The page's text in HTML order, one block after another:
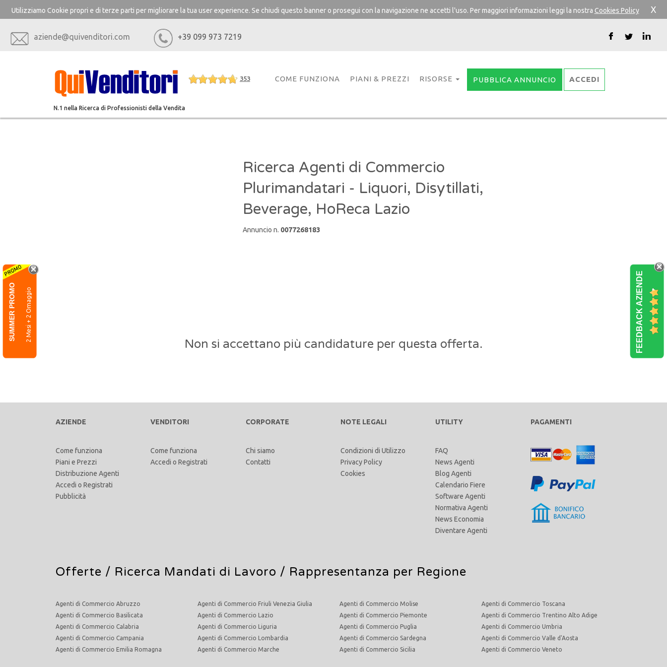
Utilizziamo Cookie propri e di terze parti per migliorare la tua user experience. Se chiudi questo banner o prosegui con la navigazione ne accetti l'uso. Per maggiori informazioni leggi la nostra Cookies Policy X
aziende@quivenditori.com +39 099 973 7219
353
N.1 nella Ricerca di Professionisti della Vendita
COME FUNZIONA PIANI & PREZZI RISORSE PUBBLICA ANNUNCIO ACCEDI
FEEDBACK AZIENDE
SUMMER PROMO 2 Mesi + 2 Omaggio
Ricerca Agenti di Commercio
Plurimandatari - Liquori, Disytillati,
Beverage, HoReca Lazio
Annuncio n. 0077268183
Non si accettano più candidature per questa offerta.
AZIENDE
Come funziona
Piani e Prezzi
Distribuzione Agenti
Accedi o Registrati
Pubblicità
VENDITORI
Come funziona
Accedi oRegistrati
CORPORATE
Chi siamo
Contatti
NOTE LEGALI
Condizioni di Utilizzo
Privacy Policy
Cookies
UTILITY
FAQ
News Agenti
Blog Agenti
Calendario Fiere
Software Agenti
Normativa Agenti
News Economia
Diventare Agenti
PAGAMENTI
Offerte / Ricerca Mandati di Lavoro / Rappresentanza per Regione
Agenti di Commercio Abruzzo
Agenti di Commercio Basilicata
Agenti di Commercio Calabria
Agenti di Commercio Campania
Agenti di Commercio Emilia Romagna
Agenti di Commercio Friuli Venezia Giulia
Agenti di Commercio Lazio
Agenti di Commercio Liguria
Agenti di Commercio Lombardia
Agenti di Commercio Marche
Agenti di Commercio Molise
Agenti di Commercio Piemonte
Agenti di Commercio Puglia
Agenti di Commercio Sardegna
Agenti di Commercio Sicilia
Agenti di Commercio Toscana
Agenti di Commercio Trentino Alto Adige
Agenti di Commercio Umbria
Agenti di Commercio Valle d'Aosta
Agenti di Commercio Veneto